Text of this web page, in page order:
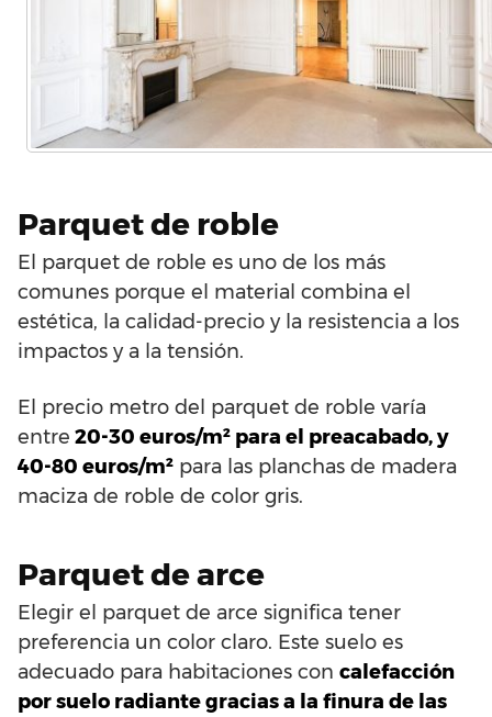
Parquet de roble
El parquet de roble es uno de los más
comunes porque el material combina el
estética, la calidad-precio y la resistencia a los
impactos y a la tensión.
El precio metro del parquet de roble varía
entre 20-30 euros/m² para el preacabado, y
40-80 euros/m² para las planchas de madera
maciza de roble de color gris.
Parquet de arce
Elegir el parquet de arce significa tener
preferencia un color claro. Este suelo es
adecuado para habitaciones con calefacción
por suelo radiante gracias a la finura de las